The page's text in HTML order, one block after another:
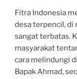
Fitra Indonesia
desa terpencil, di
sangat terbatas.
masyarakat
cara melindungi
Bapak Ahmad,